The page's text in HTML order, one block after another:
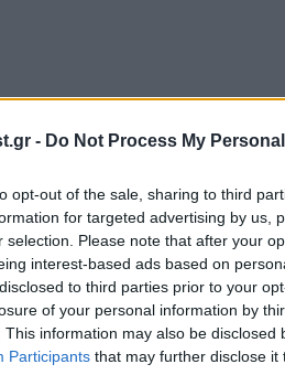
- Do Not Process My
opt-out of the sale, sharing to third
for targeted advertising by us,
selection. Please note that after your
interest-based ads based on
to third parties prior to your
of your personal information by
This information may also be disclosed
Participants that may further disclose it